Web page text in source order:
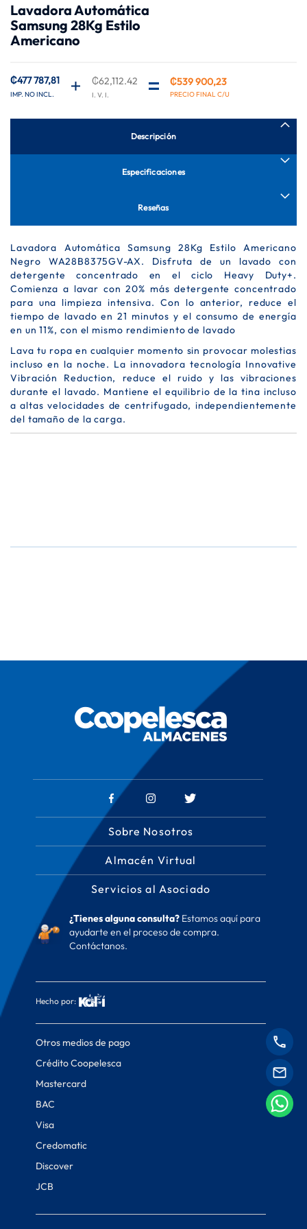
Lavadora Automática
Samsung 28Kg Estilo
Americano
₡539 900,23
₡62,112.42
₡477 787,81
de
la
galería
Descripción
Lavadora Automática Samsung 28Kg Estilo Americano
Negro WA28B8375GV-AX. Disfruta de un lavado con
detergente concentrado en el ciclo Heavy Duty+.
Comienza a lavar con 20% más detergente concentrado
para una limpieza intensiva. Con lo anterior, reduce el
tiempo de lavado en 21 minutos y el consumo de energía
en un 11%, con el mismo rendimiento de lavado
Lava tu ropa en cualquier momento sin provocar molestias
incluso en la noche. La innovadora tecnología Innovative
Vibración Reduction, reduce el ruido y las vibraciones
durante el lavado. Mantiene el equilibrio de la tina incluso
a altas velocidades de centrifugado, independientemente
del tamaño de la carga.
Especificaciones
Reseñas
Sobre Nosotros
Almacén Virtual
Servicios al Asociado
¿Tienes alguna consulta?Estamos aquí para
ayudarte en el proceso de compra.
Contáctanos.
Hecho por:
Otros medios de pago
Crédito Coopelesca
Mastercard
BAC
Visa
Credomatic
Discover
JCB